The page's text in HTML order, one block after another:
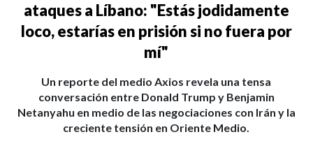
ataques a Líbano: "Estás jodidamente
loco, estarías en prisión si no fuera por
mí"
Un reporte del medio Axios revela una tensa
conversación entre Donald Trump y Benjamin
Netanyahu en medio de las negociaciones con Irán y la
creciente tensión en Oriente Medio.